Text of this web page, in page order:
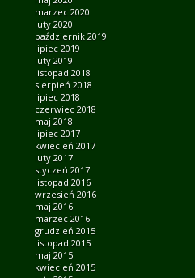
marzec 2020
luty 2020
październik 2019
lipiec 2019
luty 2019
listopad 2018
sierpień 2018
lipiec 2018
czerwiec 2018
maj 2018
lipiec 2017
kwiecień 2017
luty 2017
styczeń 2017
listopad 2016
wrzesień 2016
maj 2016
marzec 2016
grudzień 2015
listopad 2015
maj 2015
kwiecień 2015